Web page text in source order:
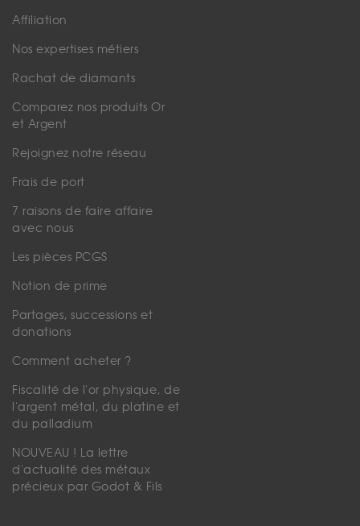
Affiliation
Nos expertises métiers
Rachat de diamants
Comparez nos produits Or
et Argent
Rejoignez notre réseau
Frais de port
7 raisons de faire affaire
avec nous
Les pièces PCGS
Notion de prime
Partages, successions et
donations
Comment acheter ?
Fiscalité de l'or physique, de
l'argent métal, du platine et
du palladium
NOUVEAU ! La lettre
d'actualité des métaux
précieux par Godot & Fils